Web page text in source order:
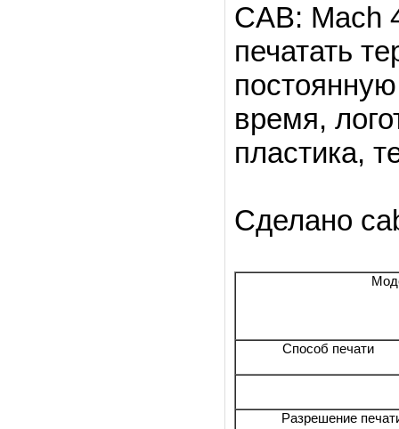
CAB: Mach
печатать
время,
пластика,
Сделано
Способ печати
Разрешение